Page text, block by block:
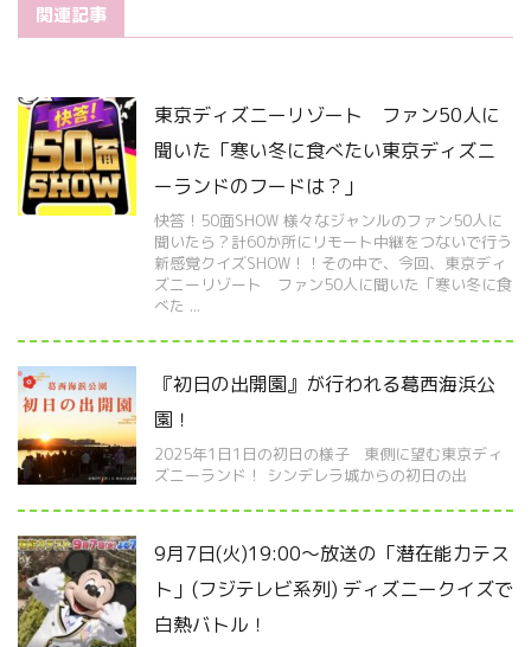
関連記事
東京ディズニーリゾート ファン50人に
聞いた「寒い冬に食べたい東京ディズニ
ーランドのフードは？」
快答！50面SHOW 様々なジャンルのファン50人に
聞いたら？計60か所にリモート中継をつないで行う
新感覚クイズSHOW！！その中で、今回、東京ディ
ズニーリゾート ファン50人に聞いた「寒い冬に食
べた ...
『初日の出開園』が行われる葛西海浜公
園！
2025年1日1日の初日の様子 東側に望む東京ディ
ズニーランド！ シンデレラ城からの初日の出
9月7日(火)19:00～放送の「潜在能力テス
ト」(フジテレビ系列) ディズニークイズで
白熱バトル！